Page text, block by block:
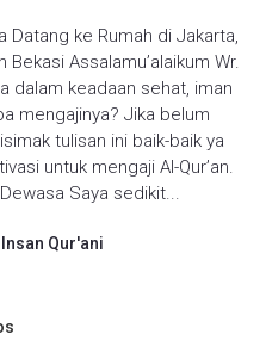
Datang ke Rumah di Jakarta,
Assalamu’alaikum Wr.
dalam keadaan sehat, iman
mengajinya? Jika belum
tulisan ini baik-baik ya
untuk mengaji Al-Qur’an.
Saya sedikit...
Insan Qur'ani